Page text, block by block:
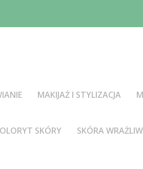
MAKIJAŻ I STYLIZACJA
SKÓRY SKÓRA